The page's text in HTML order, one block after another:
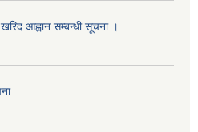
आह्वान सम्बन्धी सूचना ।